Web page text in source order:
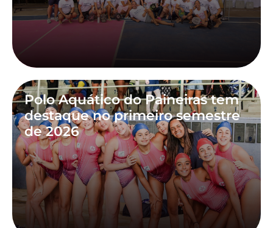
Polo Aquático do Paineiras tem
destaque no primeiro semestre
de 2026